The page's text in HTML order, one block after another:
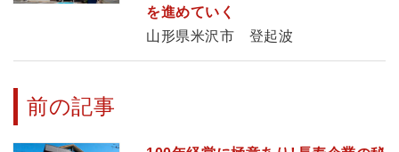
を進めていく
山形県米沢市 登起波
前の記事